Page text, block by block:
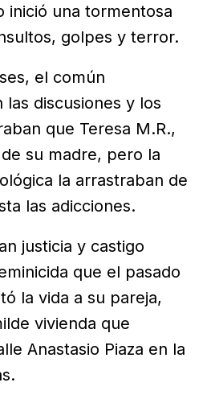
inició una tormentosa
golpes y terror.
el común
discusiones y los
que Teresa M.R.,
su madre, pero la
la arrastraban de
las adicciones.
justicia y castigo
que el pasado
la vida a su pareja,
vivienda que
Anastasio Piaza en la